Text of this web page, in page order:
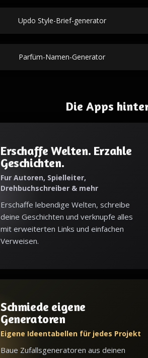
Updo Style-Brief-generator
Parfüm-Namen-Generator
Die Apps
Erschaffe Welten. Erzahle
Geschichten.
Fur Autoren, Spielleiter,
Drehbuchschreiber & mehr
Erschaffe lebendige Welten, schreibe
deine Geschichten und verknupfe alles
mit erweiterten Links und einfachen
Verweisen.
Schmiede eigene
Generatoren
Eigene Ideentabellen für jedes Projekt
Baue Zufallsgeneratoren aus deinen